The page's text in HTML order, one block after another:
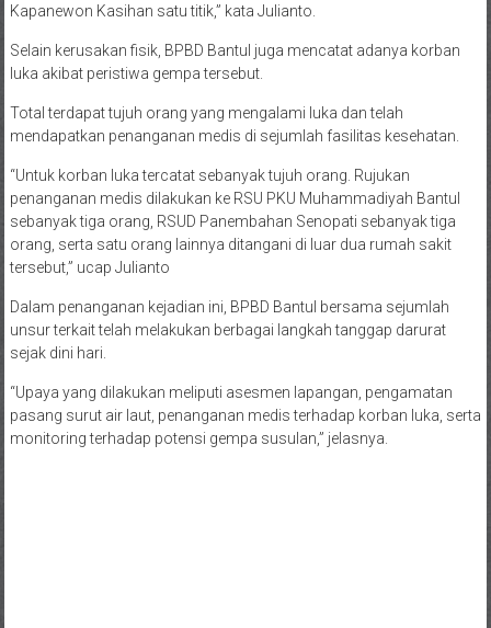
Kapanewon Kasihan satu titik,” kata Julianto.
Selain kerusakan fisik, BPBD Bantul juga mencatat adanya korban
luka akibat peristiwa gempa tersebut.
Total terdapat tujuh orang yang mengalami luka dan telah
mendapatkan penanganan medis di sejumlah fasilitas kesehatan.
“Untuk korban luka tercatat sebanyak tujuh orang. Rujukan
penanganan medis dilakukan ke RSU PKU Muhammadiyah Bantul
sebanyak tiga orang, RSUD Panembahan Senopati sebanyak tiga
orang, serta satu orang lainnya ditangani di luar dua rumah sakit
tersebut,” ucap Julianto
Dalam penanganan kejadian ini, BPBD Bantul bersama sejumlah
unsur terkait telah melakukan berbagai langkah tanggap darurat
sejak dini hari.
“Upaya yang dilakukan meliputi asesmen lapangan, pengamatan
pasang surut air laut, penanganan medis terhadap korban luka, serta
monitoring terhadap potensi gempa susulan,” jelasnya.